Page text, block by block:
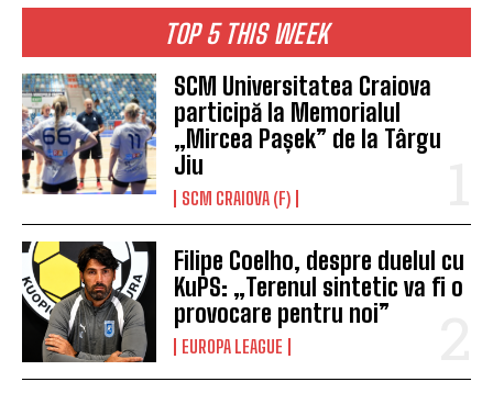
TOP 5 THIS WEEK
SCM Universitatea Craiova
participă la Memorialul
„Mircea Pașek” de la Târgu
Jiu
SCM CRAIOVA (F)
Filipe Coelho, despre duelul cu
KuPS: „Terenul sintetic va fi o
provocare pentru noi”
EUROPA LEAGUE